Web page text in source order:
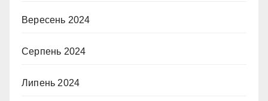
Вересень 2024
Серпень 2024
Липень 2024